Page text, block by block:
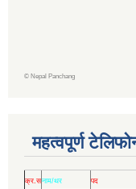
© Nepal Panchang
महत्वपूर्ण
क्र.सनाम/थर पद